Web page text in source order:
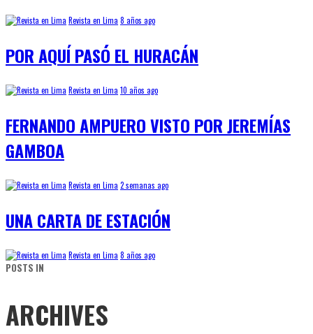
Revista en Lima 8 años ago
POR AQUÍ PASÓ EL HURACÁN
Revista en Lima 10 años ago
FERNANDO AMPUERO VISTO POR JEREMÍAS
GAMBOA
Revista en Lima 2 semanas ago
UNA CARTA DE ESTACIÓN
Revista en Lima 8 años ago
POSTS IN
ARCHIVES